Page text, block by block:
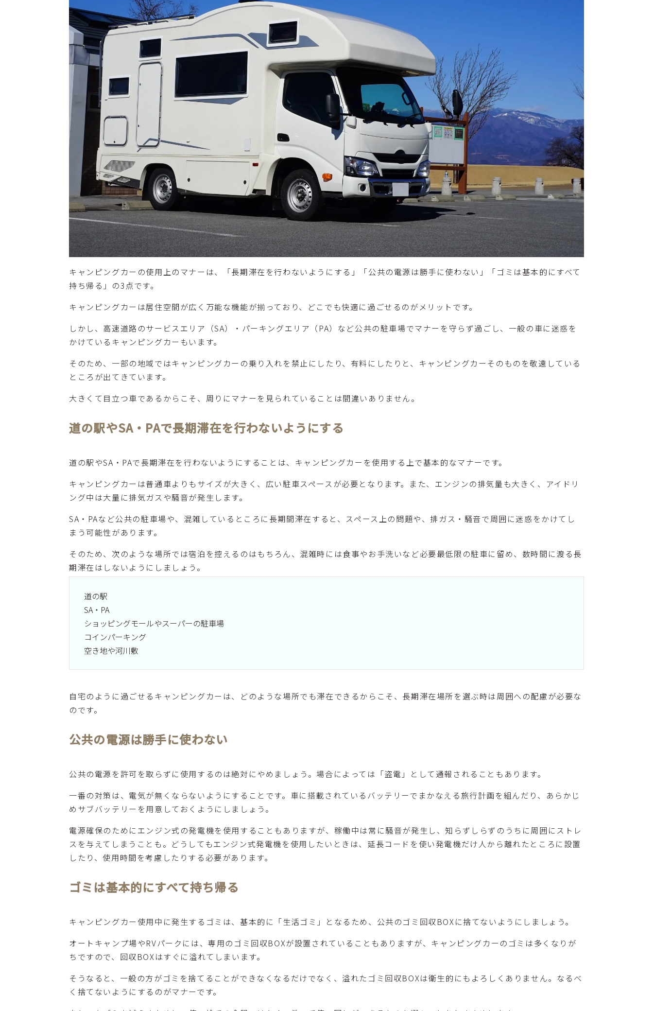
キャンピングカーの使用上のマナーは、「長期滞在を行わないようにする」「公共の電源は勝手に使わない」「ゴミは基本的にすべて
持ち帰る」の3点です。
キャンピングカーは居住空間が広く万能な機能が揃っており、どこでも快適に過ごせるのがメリットです。
しかし、高速道路のサービスエリア（SA）・パーキングエリア（PA）など公共の駐車場でマナーを守らず過ごし、一般の車に迷惑を
かけているキャンピングカーもいます。
そのため、一部の地域ではキャンピングカーの乗り入れを禁止にしたり、有料にしたりと、キャンピングカーそのものを敬遠している
ところが出てきています。
大きくて目立つ車であるからこそ、周りにマナーを見られていることは間違いありません。
道の駅やSA・PAで長期滞在を行わないようにする
道の駅やSA・PAで長期滞在を行わないようにすることは、キャンピングカーを使用する上で基本的なマナーです。
キャンピングカーは普通車よりもサイズが大きく、広い駐車スペースが必要となります。また、エンジンの排気量も大きく、アイドリ
ング中は大量に排気ガスや騒音が発生します。
SA・PAなど公共の駐車場や、混雑しているところに長期間滞在すると、スペース上の問題や、排ガス・騒音で周囲に迷惑をかけてし
まう可能性があります。
そのため、次のような場所では宿泊を控えるのはもちろん、混雑時には食事やお手洗いなど必要最低限の駐車に留め、数時間に渡る長
期滞在はしないようにしましょう。
道の駅
SA・PA
ショッピングモールやスーパーの駐車場
コインパーキング
空き地や河川敷
自宅のように過ごせるキャンピングカーは、どのような場所でも滞在できるからこそ、長期滞在場所を選ぶ時は周囲への配慮が必要な
のです。
公共の電源は勝手に使わない
公共の電源を許可を取らずに使用するのは絶対にやめましょう。場合によっては「盗電」として通報されることもあります。
一番の対策は、電気が無くならないようにすることです。車に搭載されているバッテリーでまかなえる旅行計画を組んだり、あらかじ
めサブバッテリーを用意しておくようにしましょう。
電源確保のためにエンジン式の発電機を使用することもありますが、稼働中は常に騒音が発生し、知らずしらずのうちに周囲にストレ
スを与えてしまうことも。どうしてもエンジン式発電機を使用したいときは、延長コードを使い発電機だけ人から離れたところに設置
したり、使用時間を考慮したりする必要があります。
ゴミは基本的にすべて持ち帰る
キャンピングカー使用中に発生するゴミは、基本的に「生活ゴミ」となるため、公共のゴミ回収BOXに捨てないようにしましょう。
オートキャンプ場やRVパークには、専用のゴミ回収BOXが設置されていることもありますが、キャンピングカーのゴミは多くなりが
ちですので、回収BOXはすぐに溢れてしまいます。
そうなると、一般の方がゴミを捨てることができなくなるだけでなく、溢れたゴミ回収BOXは衛生的にもよろしくありません。なるべ
く捨てないようにするのがマナーです。